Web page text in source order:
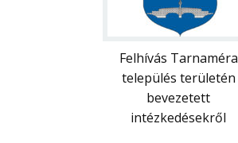
Felhívás Tarnaméra
település területén
bevezetett
intézkedésekről